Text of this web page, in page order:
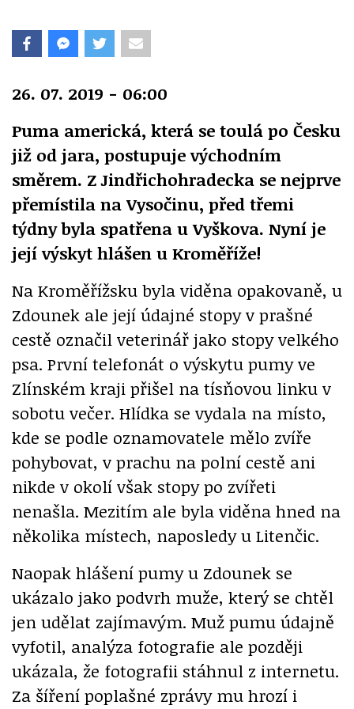
26. 07. 2019 - 06:00
Puma americká, která se toulá po Česku
již od jara, postupuje východním
směrem. Z Jindřichohradecka se nejprve
přemístila na Vysočinu, před třemi
týdny byla spatřena u Vyškova. Nyní je
její výskyt hlášen u Kroměříže!
Na Kroměřížsku byla viděna opakovaně, u
Zdounek ale její údajné stopy v prašné
cestě označil veterinář jako stopy velkého
psa. První telefonát o výskytu pumy ve
Zlínském kraji přišel na tísňovou linku v
sobotu večer. Hlídka se vydala na místo,
kde se podle oznamovatele mělo zvíře
pohybovat, v prachu na polní cestě ani
nikde v okolí však stopy po zvířeti
nenašla. Mezitím ale byla viděna hned na
několika místech, naposledy u Litenčic.
Naopak hlášení pumy u Zdounek se
ukázalo jako podvrh muže, který se chtěl
jen udělat zajímavým. Muž pumu údajně
vyfotil, analýza fotografie ale později
ukázala, že fotografii stáhnul z internetu.
Za šíření poplašné zprávy mu hrozí i